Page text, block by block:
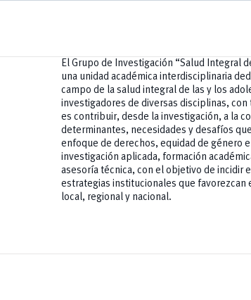
El Grupo de Investigación “Salud Integral
una unidad académica interdisciplinaria
campo de la salud integral de las y los
investigadores de diversas disciplinas,
es contribuir, desde la investigación, a la
determinantes, necesidades y desafíos
enfoque de derechos, equidad de género
investigación aplicada, formación
asesoría técnica, con el objetivo de incidir
estrategias institucionales que
local, regional y nacional.